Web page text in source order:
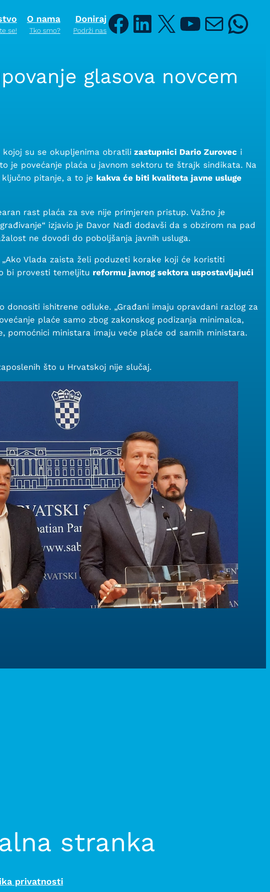
se!
O nama
Tko smo?
Doniraj
Podrži nas
Facebook
LinkedIn
X YouTube
Mail
glasova novcem
kojoj su se okupljenima obratili zastupnici Dario Zurovec i
je povećanje plaća u javnom sektoru te štrajk sindikata. Na
pitanje, a to je kakva će biti kvaliteta javne usluge
rast plaća za sve nije primjeren pristup. Važno je
izjavio je Davor Nađi dodavši da s obzirom na pad
ne dovodi do poboljšanja javnih usluga.
Vlada zaista želi poduzeti korake koji će koristiti
bi provesti temeljitu reformu javnog sektora uspostavljajući
ishitrene odluke. „Građani imaju opravdani razlog za
plaće samo zbog zakonskog podizanja minimalca,
pomoćnici ministara imaju veće plaće od samih ministara.
što u Hrvatskoj nije slučaj.
stranka
privatnosti